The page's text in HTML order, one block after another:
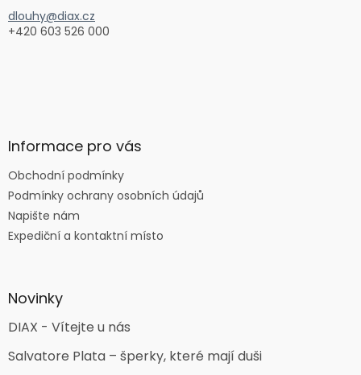
dlouhy@diax.cz
+420 603 526 000
Informace pro vás
Obchodní podmínky
Podmínky ochrany osobních údajů
Napište nám
Expediční a kontaktní místo
Novinky
DIAX - Vítejte u nás
Salvatore Plata – šperky, které mají duši